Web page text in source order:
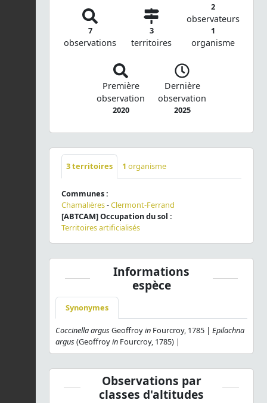
7
observations
3
territoires
2
observateurs
1
organisme
Première
observation
2020
Dernière
observation
2025
3territoires 1 organisme
Communes :
Chamalières-Clermont-Ferrand
[ABTCAM] Occupation du sol :
Territoires artificialisés
Informations
espèce
Synonymes
Coccinella argus Geoffroyin Fourcroy, 1785 | Epilachna
argus (Geoffroyin Fourcroy, 1785) |
Observations par
classes d'altitudes